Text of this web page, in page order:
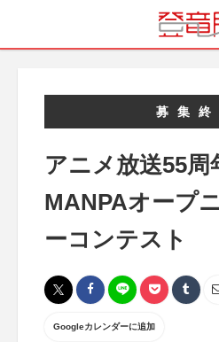
募集終
アニメ放送55周
MANPAオープ
ーコンテスト
Googleカレンダーに追加